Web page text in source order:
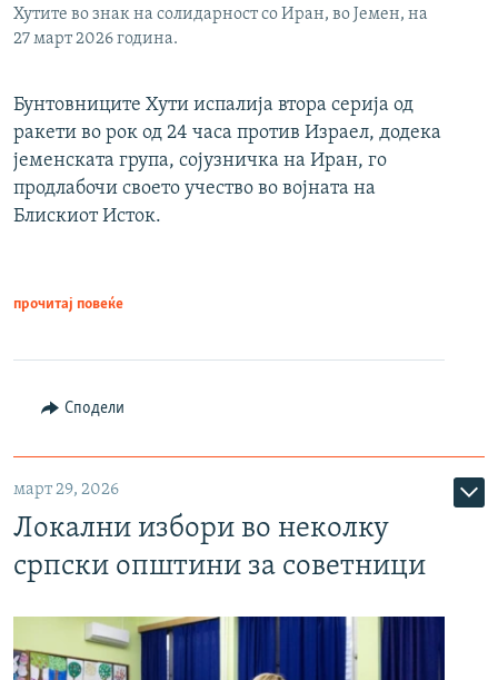
Хутите во знак на солидарност со Иран, во Јемен, на
27 март 2026 година.
Бунтовниците Хути испалија втора серија од
ракети во рок од 24 часа против Израел, додека
јеменската група, сојузничка на Иран, го
продлабочи своето учество во војната на
Блискиот Исток.
прочитај повеќе
Сподели
март 29, 2026
Локални избори во неколку
српски општини за советници